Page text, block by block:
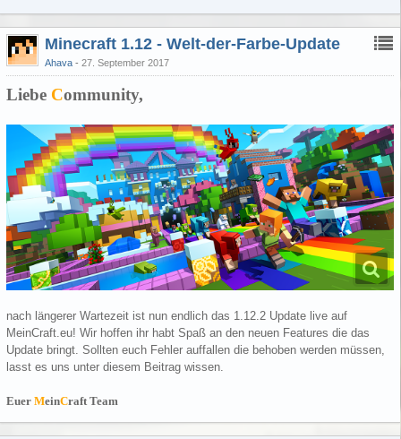
Minecraft 1.12 - Welt-der-Farbe-Update
Ahava 27. September 2017
Liebe Community,
nach längerer Wartezeit ist nun endlich das 1.12.2 Update live auf
MeinCraft.eu! Wir hoffen ihr habt Spaß an den neuen Features die das
Update bringt. Sollten euch Fehler auffallen die behoben werden müssen,
lasst es uns unter diesem Beitrag wissen.
Euer MeinCraft Team